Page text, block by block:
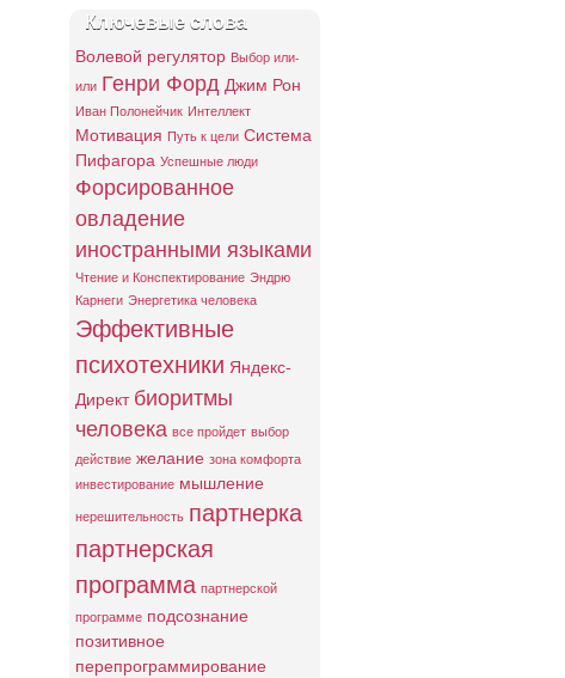
Ключевые слова
Волевой регулятор Выбор или-
или Генри Форд Джим Рон
Иван Полонейчик Интеллект
Мотивация Путь к цели Система
Пифагора Успешные люди
Форсированное
овладение
иностранными языками
Чтение и Конспектирование Эндрю
Карнеги Энергетика человека
Эффективные
психотехники Яндекс-
Директ биоритмы
человека все пройдет выбор
действие желание зона комфорта
инвестирование мышление
нерешительность партнерка
партнерская
программа партнерской
программе подсознание
позитивное
перепрограммирование